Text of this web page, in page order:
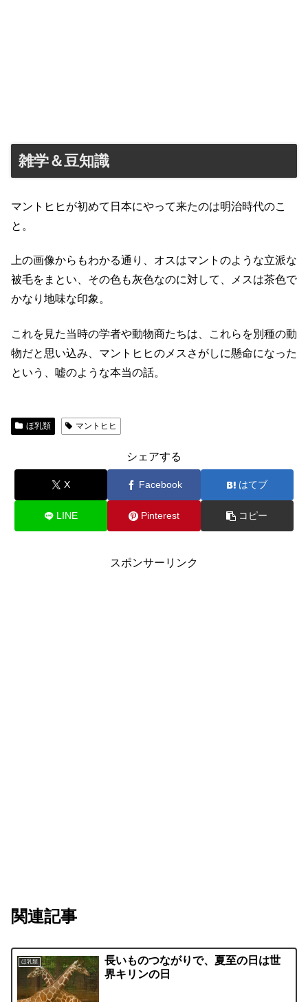
雑学＆豆知識
マントヒヒが初めて日本にやって来たのは明治時代のこ
と。
上の画像からもわかる通り、オスはマントのような立派な
被毛をまとい、その色も灰色なのに対して、メスは茶色で
かなり地味な印象。
これを見た当時の学者や動物商たちは、これらを別種の動
物だと思い込み、マントヒヒのメスさがしに懸命になった
という、嘘のような本当の話。
ほ乳類 マントヒヒ
シェアする
X Facebook はてブ
LINE Pinterest コピー
スポンサーリンク
関連記事
ほ乳類
長いものつながりで、夏至の日は世
界キリンの日